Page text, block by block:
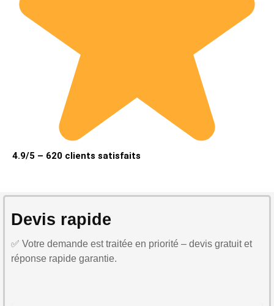
4.9/5 – 620 clients satisfaits
Devis rapide
✅ Votre demande est traitée en priorité – devis gratuit et
réponse rapide garantie.